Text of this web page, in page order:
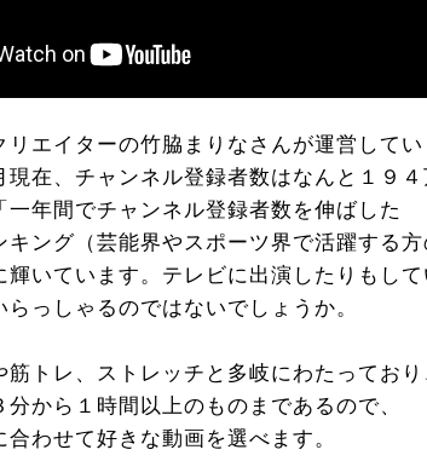
エイターの竹脇まりなさんが運営してい
現在、チャンネル登録者数はなんと１９４
一年間でチャンネル登録者数を伸ばした
キング（芸能界やスポーツ界で活躍する
いています。テレビに出演したりもして
らっしゃるのではないでしょうか。
筋トレ、ストレッチと多岐にわたっており
から１時間以上のものまであるので、
わせて好きな動画を選べます。